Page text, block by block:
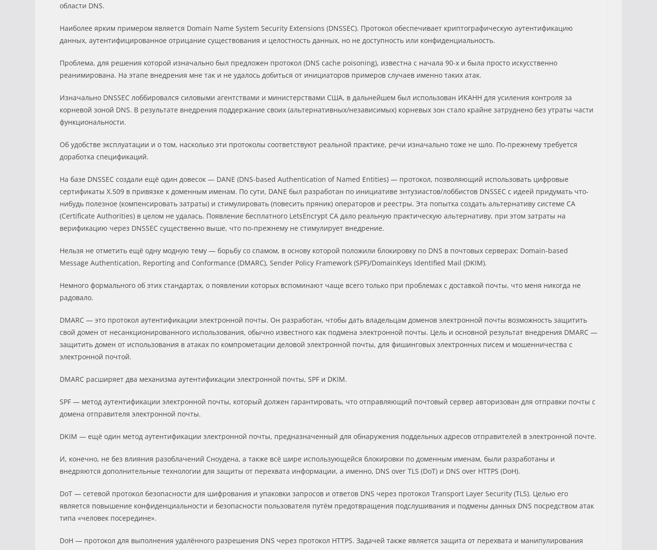
области DNS.
Наиболее ярким примером является Domain Name System Security Extensions (DNSSEC). Протокол обеспечивает криптографическую аутентификацию
данных, аутентифицированное отрицание существования и целостность данных, но не доступность или конфиденциальность.
Проблема, для решения которой изначально был предложен протокол (DNS cache poisoning), известна с начала 90-х и была просто искусственно
реанимирована. На этапе внедрения мне так и не удалось добиться от инициаторов примеров случаев именно таких атак.
Изначально DNSSEC лоббировался силовыми агентствами и министерствами США, в дальнейшем был использован ИКАНН для усиления контроля за
корневой зоной DNS. В результате внедрения поддержание своих (альтернативных/независимых) корневых зон стало крайне затруднено без утраты части
функциональности.
Об удобстве эксплуатации и о том, насколько эти протоколы соответствуют реальной практике, речи изначально тоже не шло. По-прежнему требуется
доработка спецификаций.
На базе DNSSEC создали ещё один довесок — DANE (DNS-based Authentication of Named Entities) — протокол, позволяющий использовать цифровые
сертификаты X.509 в привязке к доменным именам. По сути, DANE был разработан по инициативе энтузиастов/лоббистов DNSSEС с идеей придумать что-
нибудь полезное (компенсировать затраты) и стимулировать (повесить пряник) операторов и реестры. Эта попытка создать альтернативу системе CA
(Certificate Authorities) в целом не удалась. Появление бесплатного LetsEncrypt CA дало реальную практическую альтернативу, при этом затраты на
верификацию через DNSSEC существенно выше, что по-прежнему не стимулирует внедрение.
Нельзя не отметить ещё одну модную тему — борьбу со спамом, в основу которой положили блокировку по DNS в почтовых серверах: Domain-based
Message Authentication, Reporting and Conformance (DMARC), Sender Policy Framework (SPF)/DomainKeys Identified Mail (DKIM).
Немного формального об этих стандартах, о появлении которых вспоминают чаще всего только при проблемах с доставкой почты, что меня никогда не
радовало.
DMARC — это протокол аутентификации электронной почты. Он разработан, чтобы дать владельцам доменов электронной почты возможность защитить
свой домен от несанкционированного использования, обычно известного как подмена электронной почты. Цель и основной результат внедрения DMARC —
защитить домен от использования в атаках по компрометации деловой электронной почты, для фишинговых электронных писем и мошенничества с
электронной почтой.
DMARC расширяет два механизма аутентификации электронной почты, SPF и DKIM.
SPF — метод аутентификации электронной почты, который должен гарантировать, что отправляющий почтовый сервер авторизован для отправки почты с
домена отправителя электронной почты.
DKIM — ещё один метод аутентификации электронной почты, предназначенный для обнаружения поддельных адресов отправителей в электронной почте.
И, конечно, не без влияния разоблачений Сноудена, а также всё шире использующейся блокировки по доменным именам, были разработаны и
внедряются дополнительные технологии для защиты от перехвата информации, а именно, DNS over TLS (DoT) и DNS over HTTPS (DoH).
DoT — сетевой протокол безопасности для шифрования и упаковки запросов и ответов DNS через протокол Transport Layer Security (TLS). Целью его
является повышение конфиденциальности и безопасности пользователя путём предотвращения подслушивания и подмены данных DNS посредством атак
типа «человек посередине».
DoH — протокол для выполнения удалённого разрешения DNS через протокол HTTPS. Задачей также является защита от перехвата и манипулирования